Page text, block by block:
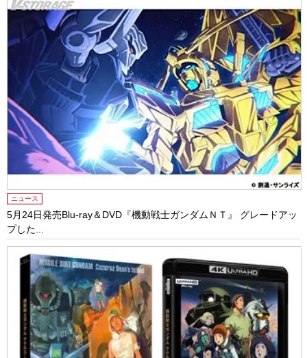
ニュース
5月24日発売Blu-ray＆DVD『機動戦士ガンダムＮＴ』 グレードアッ
プした...